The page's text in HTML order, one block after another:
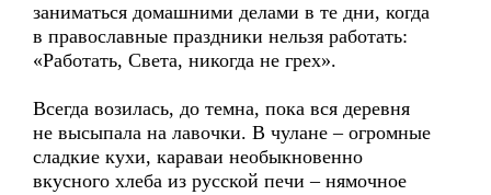
заниматься домашними делами в те дни, когда
в православные праздники нельзя работать:
«Работать, Света, никогда не грех».
Всегда возилась, до темна, пока вся деревня
не высыпала на лавочки. В чулане – огромные
сладкие кухи, караваи необыкновенно
вкусного хлеба из русской печи – нямочное